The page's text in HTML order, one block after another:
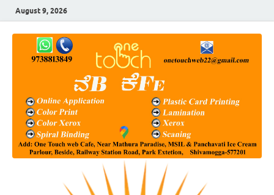
August 9, 2026